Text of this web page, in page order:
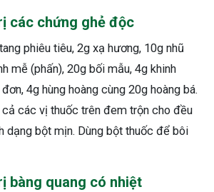
các chứng ghẻ độc
phiêu tiêu, 2g xạ hương, 10g nhũ
mễ (phấn), 20g bối mẫu, 4g khinh
4g hùng hoàng cùng 20g hoàng bá.
cả các vị thuốc trên đem trộn cho đều
dạng bột mịn. Dùng bột thuốc để bôi
bàng quang có nhiệt